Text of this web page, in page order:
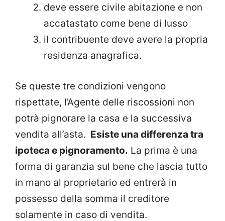
deve essere civile abitazione e non
accatastato come bene di lusso
il contribuente deve avere la propria
residenza anagrafica.
Se queste tre condizioni vengono
rispettate, l’Agente delle riscossioni non
potrà pignorare la casa e la successiva
vendita all’asta. Esiste una differenza tra
ipoteca e pignoramento. La prima è una
forma di garanzia sul bene che lascia tutto
in mano al proprietario ed entrerà in
possesso della somma il creditore
solamente in caso di vendita.